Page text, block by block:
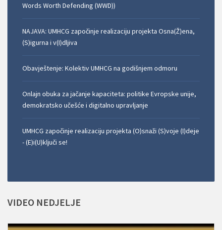
Words Worth Defending (WWD))
NAJAVA: UMHCG započinje realizaciju projekta Osna(Ž)ena,
(S)igurna i v(I)dljiva
Obavještenje: Kolektiv UMHCG na godišnjem odmoru
Onlajn obuka za jačanje kapaciteta: politike Evropske unije,
demokratsko učešće i digitalno upravljanje
UMHCG započinje realizaciju projekta (O)snaži (S)voje (I)deje
- (E)i(U)ključi se!
VIDEO NEDJELJE